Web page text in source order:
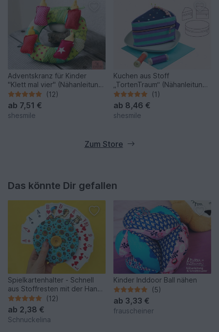
Adventskranz für Kinder
"Klett mal vier" (Nähanleitung
& Schnittmuster)
(12)
ab 7,51 €
shesmile
Kuchen aus Stoff
„TortenTraum“ (Nähanleitung
& Schnittmuster)
(1)
ab 8,46 €
shesmile
Zum Store
Das könnte Dir gefallen
Spielkartenhalter - Schnell
aus Stoffresten mit der Hand
genäht
(12)
ab 2,38 €
Schnuckelina
Kinder Inddoor Ball nähen
(5)
ab 3,33 €
frauscheiner